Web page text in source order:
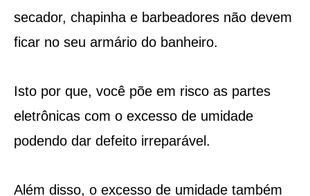
secador, chapinha e barbeadores não devem
ficar no seu armário do banheiro.
Isto por que, você põe em risco as partes
eletrônicas com o excesso de umidade
podendo dar defeito irreparável.
Além disso, o excesso de umidade também